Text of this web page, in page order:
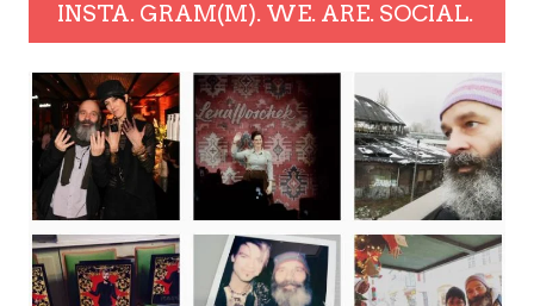
INSTA. GRAM(M). WE. ARE. SOCIAL.